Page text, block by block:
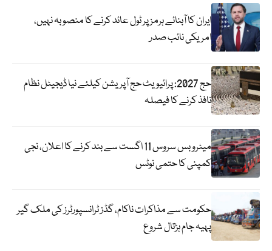
ایران کا آبنائے ہرمز پر ٹول عائد کرنے کا منصوبہ نہیں،
امریکی نائب صدر
حج 2027: پرائیویٹ حج آپریشن کیلئے نیا ڈیجیٹل نظام
نافذ کرنے کا فیصلہ
میٹرو بس سروس 11 اگست سے بند کرنے کا اعلان، نجی
کمپنی کا حتمی نوٹس
حکومت سے مذاکرات ناکام، گڈز ٹرانسپورٹرز کی ملک گیر
پہیہ جام ہڑتال شروع